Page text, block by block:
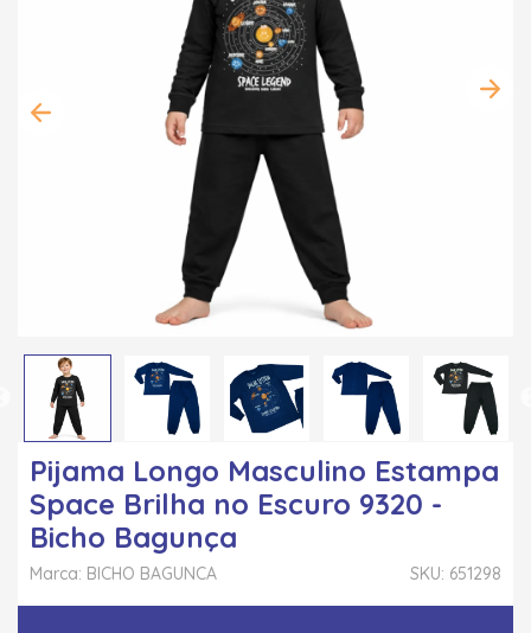
Pijama Longo Masculino Estampa
Space Brilha no Escuro 9320 -
Bicho Bagunça
SKU: 651298
Marca: BICHO BAGUNCA